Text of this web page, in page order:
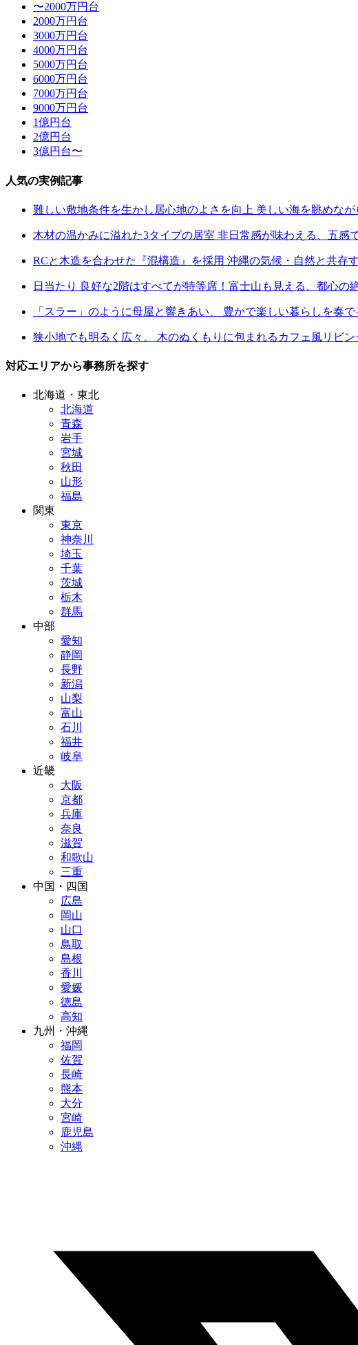
〜2000万円台
2000万円台
3000万円台
4000万円台
5000万円台
6000万円台
7000万円台
9000万円台
1億円台
2億円台
3億円台〜
人気の実例記事
難しい敷地条件を生かし居心地のよさを向上 美しい海を眺めな
木材の温かみに溢れた3タイプの居室 非日常感が味わえる、五感
RCと木造を合わせた『混構造』を採用 沖縄の気候・自然と共存
日当たり 良好な2階はすべてが特等席！富士山も見える、都心の
「スラー」のように母屋と響きあい、 豊かで楽しい暮らしを奏
狭小地でも明るく広々。 木のぬくもりに包まれるカフェ風リビン
対応エリアから事務所を探す
北海道・東北
北海道
青森
岩手
宮城
秋田
山形
福島
関東
東京
神奈川
埼玉
千葉
茨城
栃木
群馬
中部
愛知
静岡
長野
新潟
山梨
富山
石川
福井
岐阜
近畿
大阪
京都
兵庫
奈良
滋賀
和歌山
三重
中国・四国
広島
岡山
山口
鳥取
島根
香川
愛媛
徳島
高知
九州・沖縄
福岡
佐賀
長崎
熊本
大分
宮崎
鹿児島
沖縄